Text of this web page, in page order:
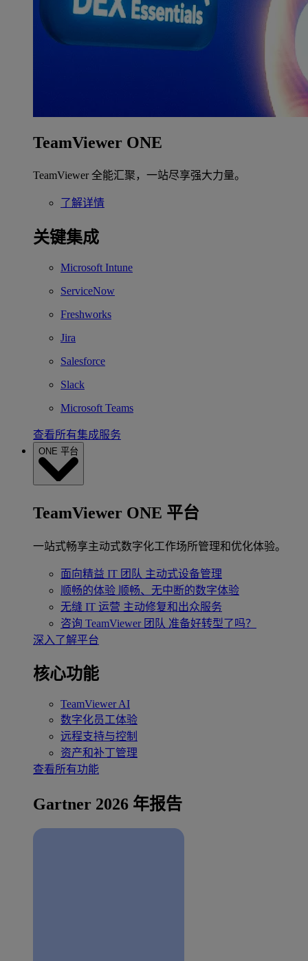
TeamViewer ONE
TeamViewer 全能汇聚，一站尽享强大力量。
了解详情
关键集成
Microsoft Intune
ServiceNow
Freshworks
Jira
Salesforce
Slack
Microsoft Teams
查看所有集成服务
ONE 平台
TeamViewer ONE 平台
一站式畅享主动式数字化工作场所管理和优化体验。
面向精益 IT 团队 主动式设备管理
顺畅的体验 顺畅、无中断的数字体验
无缝 IT 运营 主动修复和出众服务
咨询 TeamViewer 团队 准备好转型了吗？
深入了解平台
核心功能
TeamViewer AI
数字化员工体验
远程支持与控制
资产和补丁管理
查看所有功能
Gartner 2026 年报告